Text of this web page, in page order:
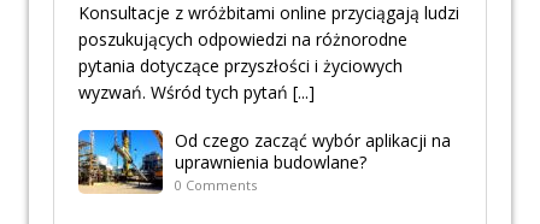
Konsultacje z wróżbitami online przyciągają ludzi
poszukujących odpowiedzi na różnorodne
pytania dotyczące przyszłości i życiowych
wyzwań. Wśród tych pytań [...]
Od czego zacząć wybór aplikacji na
uprawnienia budowlane?
0 Comments